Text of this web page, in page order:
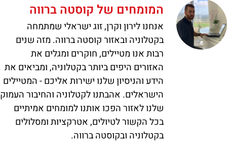
המומחים של קוסטה ברווה
אנחנו לירון וקרן, זוג ישראלי שמתמחה
בקטלוניה ובאזור קוסטה ברווה. מזה שנים
רבות אנו מטיילים, חוקרים ומגלים את
האזורים היפים ביותר בקטלוניה, ומביאים את
הידע והניסיון שלנו ישירות אליכם - המטיילים
הישראלים. אהבתנו לקטלוניה והחיבור העמוק
שלנו לאזור הפכו אותנו למומחים אמיתיים
בכל הקשור לטיולים, אטרקציות ומסלולים
בקטלוניה ובקוסטה ברווה.